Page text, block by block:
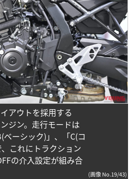
アウトを採用する
ジン。走行モードは
ベーシック)」、「C(コ
これにトラクション
の介入設定が組み合
(画像 No.19/43)